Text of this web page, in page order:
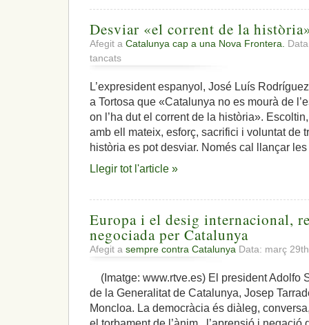
Desviar «el corrent de la
Afegit a Catalunya cap a una Nova Frontera.
tancats
Desviar
corrent
de
la
història»
a
la
catalana
L’expresident espanyol, José Luís
a Tortosa que «Catalunya no es mourà de
on l’ha dut el corrent de la història».
amb ell mateix, esforç, sacrifici i voluntat de
història es pot desviar. Només cal llançar
Llegir tot l'article »
Europa i el desig internacional,
negociada per Catalunya
Afegit a sempre contra Catalunya Data: març
(Imatge: www.rtve.es) El president Adolfo
de la Generalitat de Catalunya, Josep
Moncloa. La democràcia és diàleg,